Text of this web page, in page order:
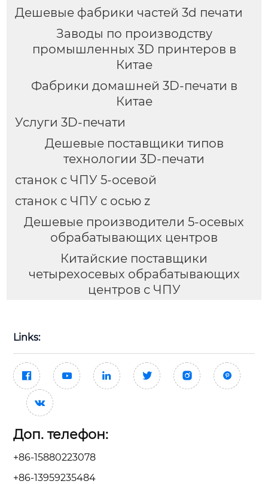
Дешевые фабрики частей 3d печати
Заводы по производству
промышленных 3D принтеров в
Китае
Фабрики домашней 3D-печати в
Китае
Услуги 3D-печати
Дешевые поставщики типов
технологии 3D-печати
станок с ЧПУ 5-осевой
станок с ЧПУ с осью z
Дешевые производители 5-осевых
обрабатывающих центров
Китайские поставщики
четырехосевых обрабатывающих
центров с ЧПУ
Links:
     

Доп. телефон:
+86-15880223078
+86-13959235484